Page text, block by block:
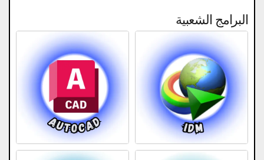
البرامج الشعبية